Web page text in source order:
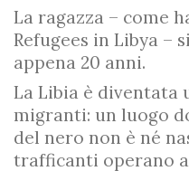
La ragazza – come
Refugees in Libya –
appena 20 anni.
La Libia è diventata
migranti: un luogo
del nero non è né
trafficanti operano